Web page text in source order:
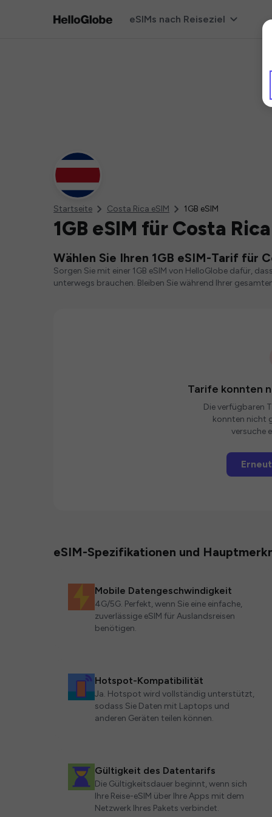
eSIMs nach Reiseziel
Startseite Costa Rica eSIM 1GB eSIM
1GB eSIM für Costa Rica
Wählen Sie Ihren 1GB eSIM-Tarif für
Sorgen Sie mit einer 1GB eSIM von HelloGlobe dafür,
unterwegs brauchen. Bleiben Sie während Ihrer
Tarife konnten
Die verfügbaren
konnten nicht
versuche
eSIM-Spezifikationen und
Mobile Datengeschwindigkeit
4G/5G. Perfekt, wenn Sie eine einfache,
zuverlässige eSIM für Auslandsreisen
benötigen.
Hotspot-Kompatibilität
Ja. Hotspot wird vollständig unterstützt,
sodass Sie Daten mit Laptops und
anderen Geräten teilen können.
Gültigkeit des Datentarifs
Die Gültigkeitsdauer beginnt, wenn sich
Ihre Reise-eSIM über Ihre Apps mit dem
Netzwerk Ihres Pakets verbindet.